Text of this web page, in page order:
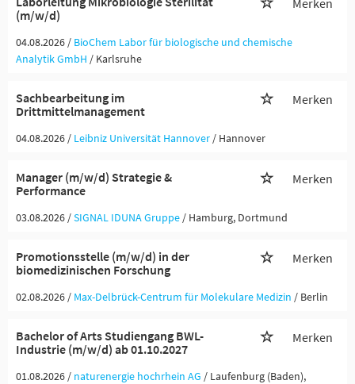
(m/w/d)
Merken
04.08.2026 / BioChem Labor für biologische und chemische
Analytik GmbH / Karlsruhe
Sachbearbeitung im
Drittmittelmanagement
Merken
04.08.2026 / Leibniz Universität Hannover / Hannover
Manager (m/w/d) Strategie &
Performance
Merken
03.08.2026 /SIGNAL IDUNA Gruppe / Hamburg, Dortmund
Promotionsstelle (m/w/d) in der
biomedizinischen Forschung
Merken
02.08.2026 / Max-Delbrück-Centrum für Molekulare Medizin / Berlin
Bachelor of Arts Studiengang BWL-
Industrie (m/w/d) ab 01.10.2027
Merken
01.08.2026 / naturenergie hochrhein AG / Laufenburg (Baden),